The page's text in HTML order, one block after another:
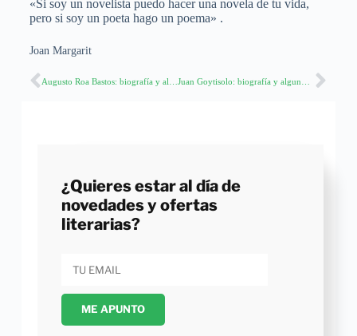
«Si soy un novelista puedo hacer una novela de tu vida,
pero si soy un poeta hago un poema» .
Joan Margarit
¿Quieres estar al día de
novedades y ofertas
literarias?
ME APUNTO